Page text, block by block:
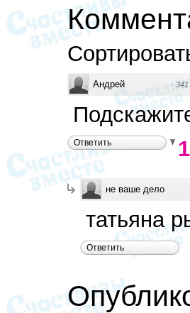
Андрей · 341
Ответить
не ваше дело
татьяна
Ответить